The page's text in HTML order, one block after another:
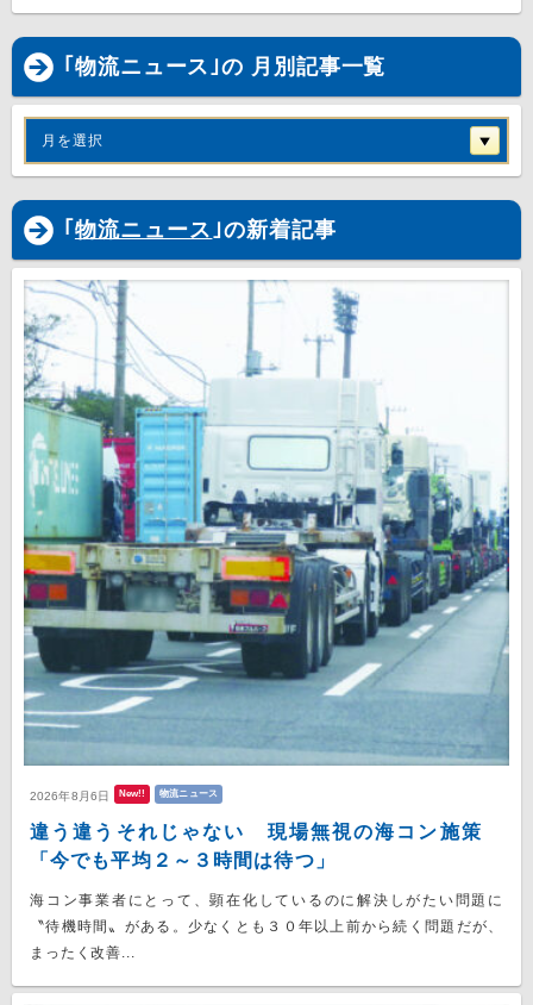
｢物流ニュース｣の 月別記事一覧
月を選択
｢ 物流ニュース｣の新着記事
2026年8月6日 New!! 物流ニュース
違う違うそれじゃない 現場無視の海コン施策
「今でも平均２～３時間は待つ」
海コン事業者にとって、顕在化しているのに解決しがたい問題に
〝待機時間〟がある。少なくとも３０年以上前から続く問題だが、
まったく改善...